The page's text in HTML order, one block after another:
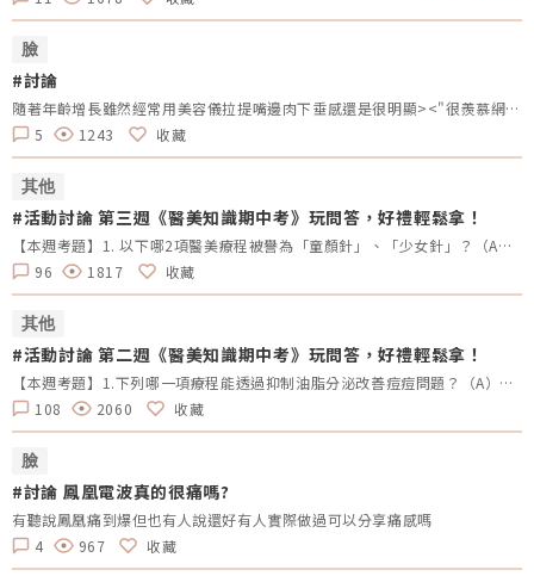
臉
#討論
隨著年齡增長雖然經常用美容儀拉提嘴邊肉下垂感還是很明顯><"很羨慕網路上輪廓線很Ｖ緊緻的人爬了網路上的資料,有的推薦埋線的建議鳳凰電波,看埋線拉提效果好好在思考想做美特拉七分鐘埋線還是鳳凰電波，不知怎麼選？哪個比較好呢??
5
1243 收藏
其他
#活動討論 第三週《醫美知識期中考》玩問答，好禮輕鬆拿！
【本週考題】1. 以下哪2項醫美療程被譽為「童顏針」、「少女針」？（A）洢蓮絲 (B）薇貝拉 （C）艾麗斯 （D）4D舒顏萃2.下列哪一項療程無法改善痘疤（痤瘡疤痕）？（A）UP雷射 （B）755蜂巢皮秒 （C）得美微針 （D）鳳凰電波3. 擁有真空專利水渦流技術，並搭配3種探頭，能改善粉刺、深層清潔毛孔、去除老廢角質，最後再施以精華導入。請問是哪一項臉部清潔保養的療程？（A）Wishpro唯施葆 （B）海菲秀 （C）二代水光槍 （D）得美微針筆4. 來自英國大廠BTL，結合「微針」與「電波」的優勢，並有電波界「愛馬仕」之稱的是哪一項療程名稱？（A）Q+音波 (B）翡翠電波 (C）女王電波 （D）時空E電波5. 以下哪2項是皮秒雷射的主要用途？（A）改善色素斑 （B）淡化痘疤 (C ）緊緻拉堤 （D）打造輪廓線【本週活動時間】9/2（一）AM09:00 - 9/8（日） PM23:59【活動獎勵】《LINE POINTS 50點》抽10名會員【活動方式】1.活動期間每週一AM09:00將在活動討論區釋出5道醫美問題。2.於每週日23:59回覆截止，經核對皆符合活動規範，將於次週一抽出得獎者、發放獎勵。3.若經查詢發佈無意義的回文，則喪失抽獎、獲獎資格。例如：非主題回覆、未完整回覆等。4.每位會員在當週僅限參與問答乙次。5.若當週獲獎的會員帳號，次週仍可參與問答和抽獎。6.連續4週皆有參與問答者，不論答案是否正確，皆可參加抽「LINE POINTS 100點」。7.每週一會於對應的活動討論區最下方公布得獎會員，請獲獎者務必加入「醫美圈圈官方LINE」以利獎勵發放。【回文範例】1.近期李英愛代言的醫美療程名稱？（A）Z音波（B）十倍電波 （C）精靈電波2.BTL EMFACE中文療程名稱？（A）菲斯波（B）時空E電波3.EMBODY其中療程效果是減脂嗎？（A）是 （B）否4.有小鳳凰之稱的是什麼？（A）玩美電波（B）索夫波 （C）翡翠電波5.玩美電波是由哪位藝人代言？（A）小S （B）隋棠（C）梁詠琪回文範例：Z音波，菲斯波，是，玩美電波，小S※請依照上述回覆格式，以避免混亂。第三週的正確答案如下：洢蓮絲、4D舒顏萃，鳳凰電波，海菲秀，時空E電波，改善色素斑、淡化痘疤
96
1817 收藏
其他
#活動討論 第二週《醫美知識期中考》玩問答，好禮輕鬆拿！
【本週考題】1.下列哪一項療程能透過抑制油脂分泌改善痘痘問題？（A）藍雷射 （B）女王電波 （C）索夫波 （D）翡翠電波2.源自於西班牙，是皇室與歐美名流、運動明星的最愛，屬於非侵入式、無痛的電波技術，擁有12項專利並榮獲多國FDA認證。廣泛應用於醫美、術後恢復、運動醫學、物理治療及體態管理等多個領域。請問是哪一項療程名稱？（A）英特波 （B）索夫波 （C）鳳凰電波 （D）Z音波3.Oligio玩美電波的作用原理是屬於哪一項科技？（A）單極電波 （B）雙極電波 （C）多極電波 （D）微針電波4.玻尿酸填充可以用於改善哪些問題？（A）臉部組織流失 （B）膚色不均 （C）毛孔粗大 （D）動態紋路5.林志玲代言的醫美療程是？（A）Emsculpt NEO 熱磁減脂 （B）EMBODY核心美力 （C）十倍電波 （D）矽谷電波【本週活動時間】8/26（一）AM 09:00 - 9/4（三）PM 23:59【活動獎勵】《LINE POINTS 50點》抽10名會員【活動方式】 活動期間每週一AM09:00將在活動討論區釋出5道醫美問題。 於每週日23:59回覆截止，經核對皆符合活動規範，將於次週一抽出得獎者、發放獎勵。 若經查詢發佈無意義的回文，則喪失抽獎、獲獎資格。例如：非主題回覆、未完整回覆等。 每位會員在當週僅限參與問答乙次。 若當週獲獎的會員帳號，次週仍可參與問答和抽獎。 連續4週皆有參與問答者，不論答案是否正確，皆可參加抽「LINE POINTS 100點」。 每週一會於對應的活動討論區最下方公布得獎會員，請獲獎者務必加入「醫美圈圈官方LINE」以利獎勵發放。【回文範例】1.近期李英愛代言的醫美療程名稱？（A）Z音波（B）十倍電波 （C）精靈電波2.BTL EMFACE中文療程名稱？（A）菲斯波（B）時空E電波3.EMBODY其中療程效果是減脂嗎？（A）是 （B）否4.有小鳳凰之稱的是什麼？（A）玩美電波（B）索夫波 （C）翡翠電波5.玩美電波是由哪位藝人代言？（A）小S （B）隋棠（C）梁詠琪回文範例：Z音波，菲斯波，是，玩美電波，小S※請依照上述回覆格式，以避免混亂。《第二週活動延長公告》親愛的醫美圈圈會員 您好：由於週末有部分會員反映官網討論區出現異常，導致無法正常參與活動留言， 為了確保每位會員都有充分的參與機會，我們決定將第二週活動留言截止日 延長至9/4（三）23:59截止。尚未參與第二週活動的會員，請把握延長的活動時間。 此外，第二週獲獎會員也延至9/5(四)抽出。 造成不便敬請見諒，並感謝各位會員對活動的支持。第二週的正確答案如下：藍雷射，英特波，單極電波，臉部組織流失，Emsculpt NEO 熱磁減脂。第三週活動已開始，請欲參與的會員可前往活動討論區回覆留言↓第三週《醫美知識期中考》
108
2060 收藏
臉
#討論 鳳凰電波真的很痛嗎?
有聽說鳳凰痛到爆但也有人說還好有人實際做過可以分享痛感嗎
4
967 收藏